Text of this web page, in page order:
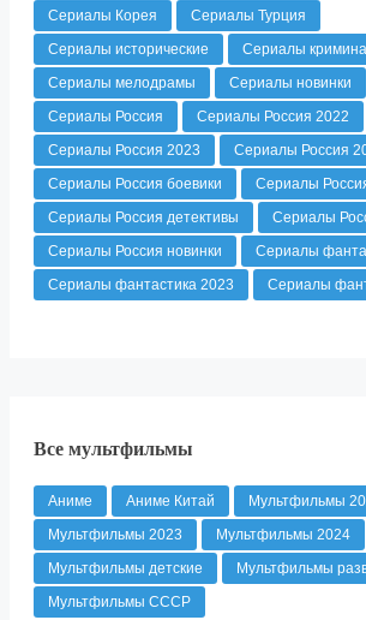
Сериалы Корея
Сериалы Турция
Сериалы исторические
Сериалы
Сериалы мелодрамы
Сериалы новинки
Сериалы Россия
Сериалы Россия 2022
Сериалы Россия 2023
Сериалы Россия
Сериалы Россия боевики
Сериалы
Сериалы Россия детективы
Сериалы
Сериалы Россия новинки
Сериалы
Сериалы фантастика 2023
Сериалы
Все мультфильмы
Аниме Аниме Китай
Мультфильмы
Мультфильмы 2023
Мультфильмы 2024
Мультфильмы детские
Мультфильмы
Мультфильмы СССР